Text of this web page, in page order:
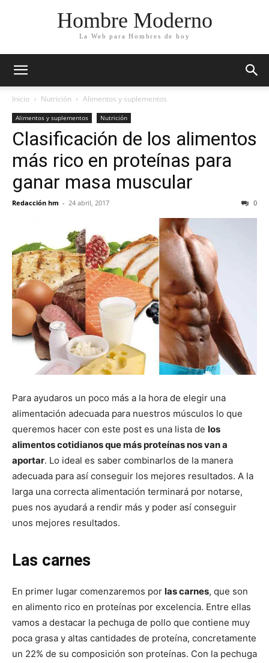
Hombre Moderno
La Web para Hombres de hoy
Inicio Nutrición Alimentos y suplementos
Alimentos y suplementos Nutrición
Clasificación de los alimentos
más rico en proteínas para
ganar masa muscular
Redacción hm - 24 abril, 2017 0
Para ayudaros un poco más a la hora de elegir una
alimentación adecuada para nuestros músculos lo que
queremos hacer con este post es una lista de los
alimentos cotidianos que más proteínas nos van a
aportar. Lo ideal es saber combinarlos de la manera
adecuada para así conseguir los mejores resultados. A la
larga una correcta alimentación terminará por notarse,
pues nos ayudará a rendir más y poder así conseguir
unos mejores resultados.
Las carnes
En primer lugar comenzaremos por las carnes, que son
en alimento rico en proteínas por excelencia. Entre ellas
vamos a destacar la pechuga de pollo que contiene muy
poca grasa y altas cantidades de proteína, concretamente
un 22% de su composición son proteínas. Con la pechuga